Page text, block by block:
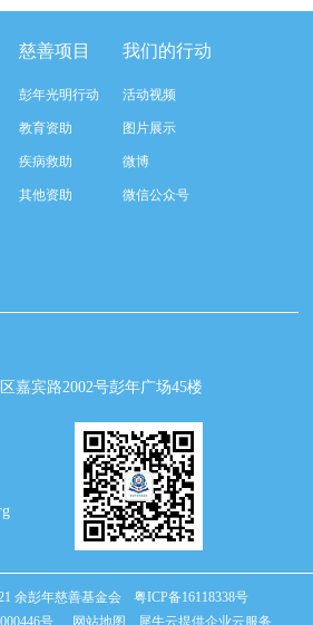
慈善项目
彭年光明行动
教育资助
疾病救助
其他资助
我们的行动
活动视频
图片展示
微博
微信公众号
嘉宾路2002号彭年广场45楼
余彭年慈善基金会
粤ICP备16118338号
号
网站地图 犀牛云提供企业云服务